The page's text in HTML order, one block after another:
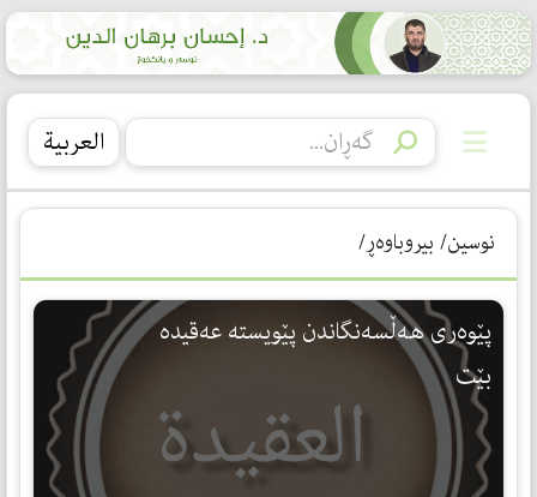
العربیة
نوسین/ بیروباوەڕ/
پێوه‌ری هه‌ڵسه‌نگاندن پێویسته‌ عه‌قیده‌
بێت